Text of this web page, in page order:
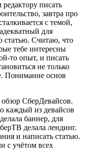
писать
завтра про
с темой,
для
статью. Считаю, что
тебе интересны
то опыт, и писать
не только
Понимание основ
СберДевайсов.
каждый из девайсов
баннер, для
делала лендинг.
и написать статью.
с учётом всех